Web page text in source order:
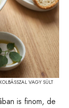
VAGY SÜLT
is finom, de